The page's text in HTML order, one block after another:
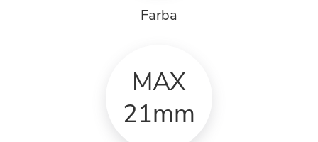
Farba
MAX
21mm